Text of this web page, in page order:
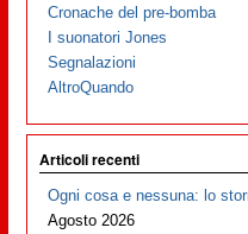
Cronache del pre-bomba
I suonatori Jones
Segnalazioni
AltroQuando
Articoli recenti
Ogni cosa e nessuna: lo
Agosto 2026